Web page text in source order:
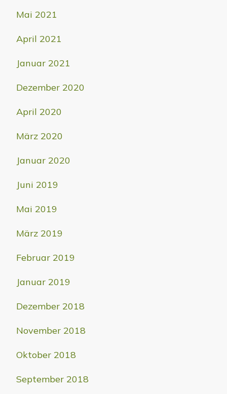
Mai 2021
April 2021
Januar 2021
Dezember 2020
April 2020
März 2020
Januar 2020
Juni 2019
Mai 2019
März 2019
Februar 2019
Januar 2019
Dezember 2018
November 2018
Oktober 2018
September 2018